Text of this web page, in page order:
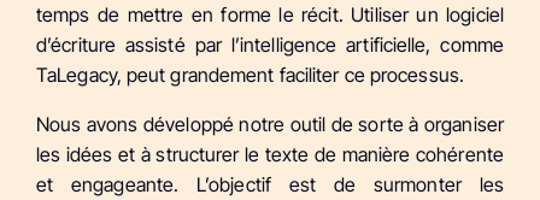
temps de mettre en forme le récit. Utiliser un logiciel
d’écriture assisté par l’intelligence artificielle, comme
TaLegacy, peut grandement faciliter ce processus.
Nous avons développé notre outil de sorte à organiser
les idées et à structurer le texte de manière cohérente
et engageante. L’objectif est de surmonter les